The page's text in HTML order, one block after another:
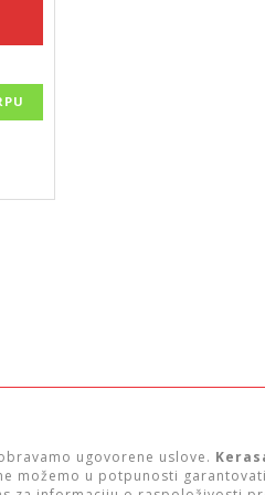
ugovorene uslove.
možemo u potpunosti